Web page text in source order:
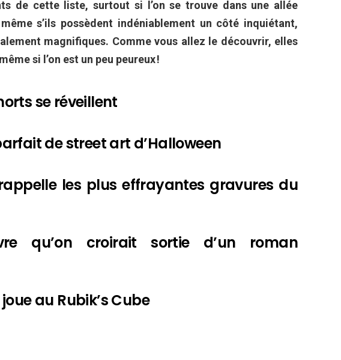
de cette liste, surtout si l’on se trouve dans une allée
s’ils possèdent indéniablement un côté inquiétant,
magnifiques. Comme vous allez le découvrir, elles
si l’on est un peu peureux !
se réveillent
de street art d’Halloween
les plus effrayantes gravures du
qu’on croirait sortie d’un roman
au Rubik’s Cube